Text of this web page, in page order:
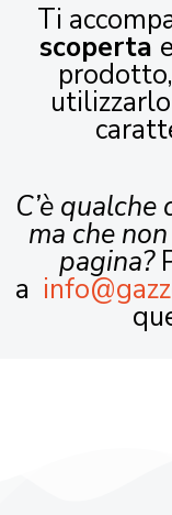
Ti
scoperta e
C’è
ma che
pagina?
a